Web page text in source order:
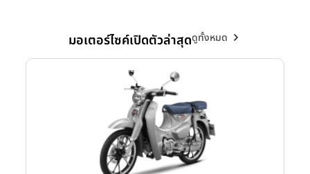
มอเตอร์ไซค์เปิดตัวล่าสุดดูทั้งหมด